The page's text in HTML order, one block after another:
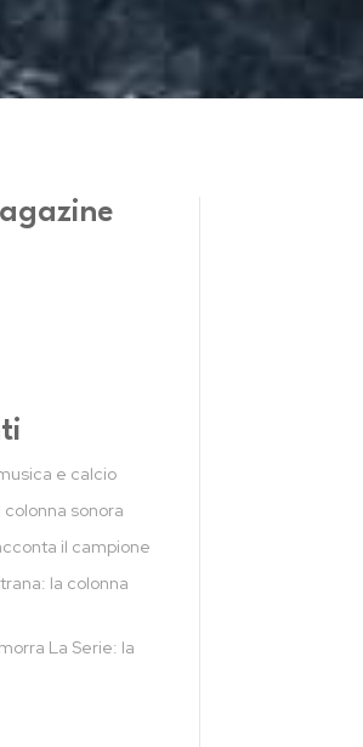
e calcio
sonora
il campione
la colonna
La Serie: la